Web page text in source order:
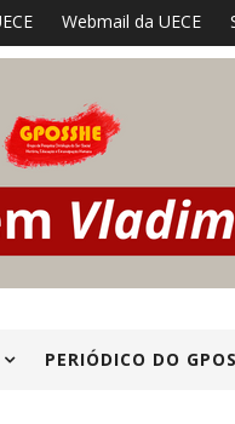
Webmail da UECE
PERIÓDICO DO